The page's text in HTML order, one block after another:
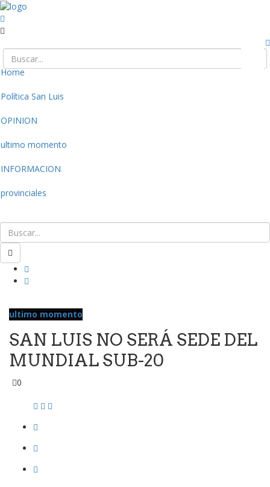
Home
Política San Luis
OPINION
ultimo momento
INFORMACION
provinciales
ultimo momento
SAN LUIS NO SERÁ SEDE DEL
MUNDIAL SUB-20
0